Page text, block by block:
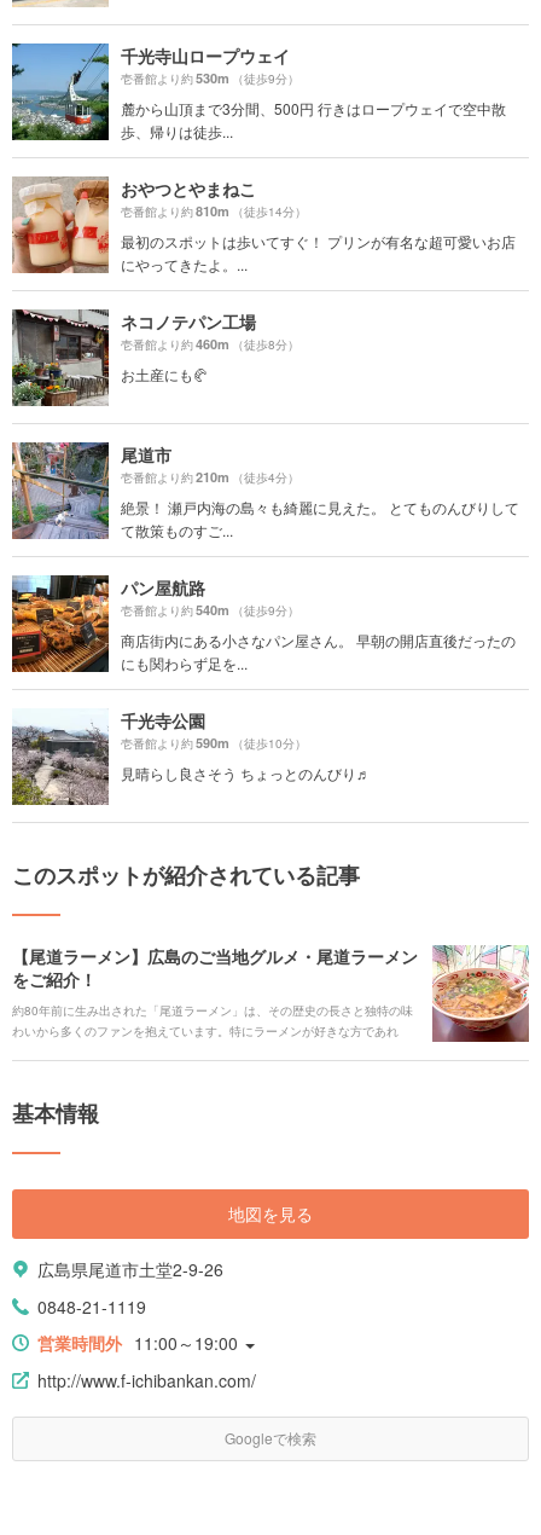
千光寺山ロープウェイ
壱番館より約530m （徒歩9分）
麓から山頂まで3分間、500円 行きはロープウェイで空中散
歩、帰りは徒歩...
おやつとやまねこ
壱番館より約810m （徒歩14分）
最初のスポットは歩いてすぐ！ プリンが有名な超可愛いお店
にやってきたよ。...
ネコノテパン工場
壱番館より約460m （徒歩8分）
お土産にも🥐
尾道市
壱番館より約210m （徒歩4分）
絶景！ 瀬戸内海の島々も綺麗に見えた。 とてものんびりして
て散策ものすご...
パン屋航路
壱番館より約540m （徒歩9分）
商店街内にある小さなパン屋さん。 早朝の開店直後だったの
にも関わらず足を...
千光寺公園
壱番館より約590m （徒歩10分）
見晴らし良さそう ちょっとのんびり♬
このスポットが紹介されている記事
【尾道ラーメン】広島のご当地グルメ・尾道ラーメン
をご紹介！
約80年前に生み出された「尾道ラーメン」は、その歴史の長さと独特の味
わいから多くのファンを抱えています。特にラーメンが好きな方であれ
とともに、広島でぜひ訪れてほしいおすすめのラーメン屋を紹介します。
基本情報
地図を見る
広島県尾道市土堂2-9-26
0848-21-1119
営業時間外 11:00～19:00
http://www.f-ichibankan.com/
Googleで検索